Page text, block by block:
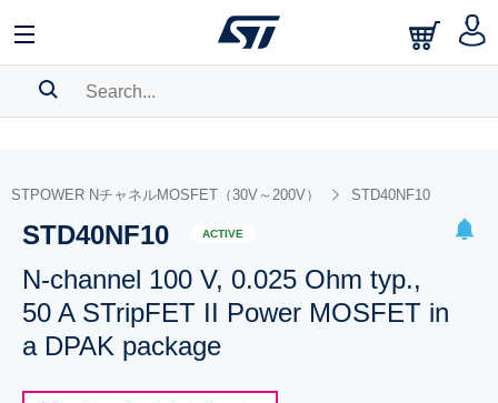
BOOKMARK
Pleaselog into show your saved searches.
STPOWER NチャネルMOSFET（30V～200V） STD40NF10
STD40NF10 ACTIVE
N-channel 100 V, 0.025 Ohm typ.,
50 A STripFET II Power MOSFET in
a DPAK package